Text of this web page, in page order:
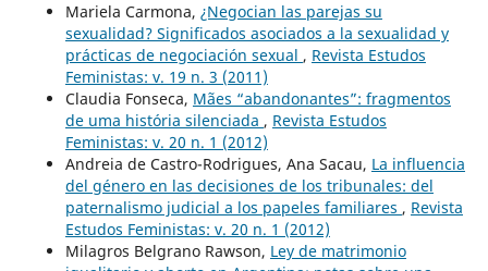
Mariela Carmona, ¿Negocian las parejas su
sexualidad? Significados asociados a la sexualidad y
prácticas de negociación sexual , Revista Estudos
Feministas: v. 19 n. 3 (2011)
Claudia Fonseca, Mães “abandonantes”: fragmentos
de uma história silenciada , Revista Estudos
Feministas: v. 20 n. 1 (2012)
Andreia de Castro-Rodrigues, Ana Sacau, La influencia
del género en las decisiones de los tribunales: del
paternalismo judicial a los papeles familiares , Revista
Estudos Feministas: v. 20 n. 1 (2012)
Milagros Belgrano Rawson, Ley de matrimonio